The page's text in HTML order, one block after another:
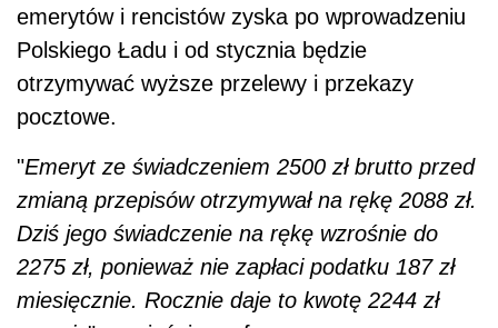
emerytów i rencistów zyska po wprowadzeniu
Polskiego Ładu i od stycznia będzie
otrzymywać wyższe przelewy i przekazy
pocztowe.
"Emeryt ze świadczeniem 2500 zł brutto przed
zmianą przepisów otrzymywał na rękę 2088 zł.
Dziś jego świadczenie na rękę wzrośnie do
2275 zł, ponieważ nie zapłaci podatku 187 zł
miesięcznie. Rocznie daje to kwotę 2244 zł